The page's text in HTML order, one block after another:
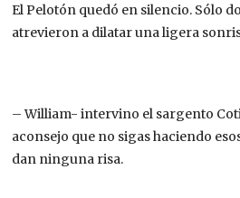
El Pelotón quedó en silencio. Sólo
atrevieron a dilatar una ligera
– William- intervino el sargento
aconsejo que no sigas haciendo
dan ninguna risa.